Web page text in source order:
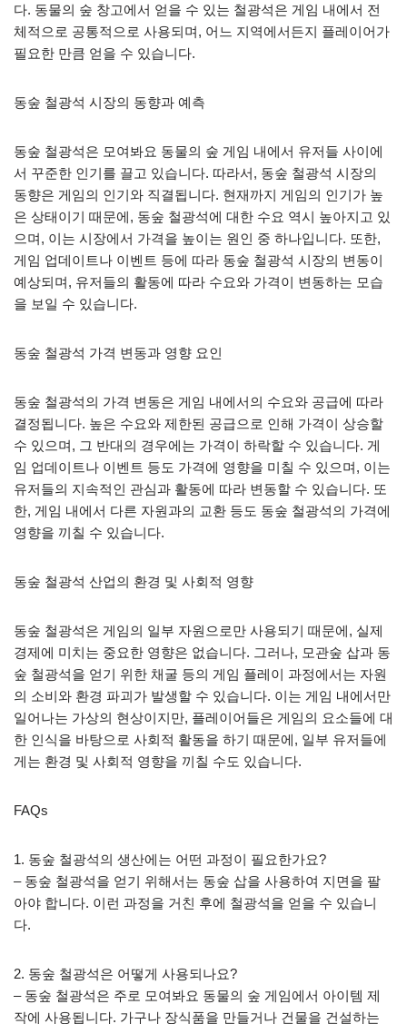
다. 동물의 숲 창고에서 얻을 수 있는 철광석은 게임 내에서 전
체적으로 공통적으로 사용되며, 어느 지역에서든지 플레이어가
필요한 만큼 얻을 수 있습니다.
동숲 철광석 시장의 동향과 예측
동숲 철광석은 모여봐요 동물의 숲 게임 내에서 유저들 사이에
서 꾸준한 인기를 끌고 있습니다. 따라서, 동숲 철광석 시장의
동향은 게임의 인기와 직결됩니다. 현재까지 게임의 인기가 높
은 상태이기 때문에, 동숲 철광석에 대한 수요 역시 높아지고 있
으며, 이는 시장에서 가격을 높이는 원인 중 하나입니다. 또한,
게임 업데이트나 이벤트 등에 따라 동숲 철광석 시장의 변동이
예상되며, 유저들의 활동에 따라 수요와 가격이 변동하는 모습
을 보일 수 있습니다.
동숲 철광석 가격 변동과 영향 요인
동숲 철광석의 가격 변동은 게임 내에서의 수요와 공급에 따라
결정됩니다. 높은 수요와 제한된 공급으로 인해 가격이 상승할
수 있으며, 그 반대의 경우에는 가격이 하락할 수 있습니다. 게
임 업데이트나 이벤트 등도 가격에 영향을 미칠 수 있으며, 이는
유저들의 지속적인 관심과 활동에 따라 변동할 수 있습니다. 또
한, 게임 내에서 다른 자원과의 교환 등도 동숲 철광석의 가격에
영향을 끼칠 수 있습니다.
동숲 철광석 산업의 환경 및 사회적 영향
동숲 철광석은 게임의 일부 자원으로만 사용되기 때문에, 실제
경제에 미치는 중요한 영향은 없습니다. 그러나, 모관숲 삽과 동
숲 철광석을 얻기 위한 채굴 등의 게임 플레이 과정에서는 자원
의 소비와 환경 파괴가 발생할 수 있습니다. 이는 게임 내에서만
일어나는 가상의 현상이지만, 플레이어들은 게임의 요소들에 대
한 인식을 바탕으로 사회적 활동을 하기 때문에, 일부 유저들에
게는 환경 및 사회적 영향을 끼칠 수도 있습니다.
FAQs
1. 동숲 철광석의 생산에는 어떤 과정이 필요한가요?
– 동숲 철광석을 얻기 위해서는 동숲 삽을 사용하여 지면을 팔
아야 합니다. 이런 과정을 거친 후에 철광석을 얻을 수 있습니
다.
2. 동숲 철광석은 어떻게 사용되나요?
– 동숲 철광석은 주로 모여봐요 동물의 숲 게임에서 아이템 제
작에 사용됩니다. 가구나 장식품을 만들거나 건물을 건설하는